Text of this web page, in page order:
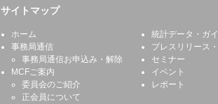
サイトマップ
ホーム
事務局通信
事務局通信お申込み・解除
MCFご案内
委員会のご紹介
正会員について
統計データ・ガ
プレスリリース
セミナー
イベント
レポート